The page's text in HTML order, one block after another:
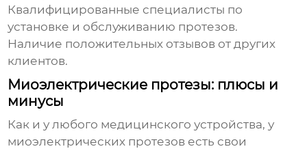
Квалифицированные специалисты по
установке и обслуживанию протезов.
Наличие положительных отзывов от других
клиентов.
Миоэлектрические протезы: плюсы и
минусы
Как и у любого медицинского устройства, у
миоэлектрических протезов есть свои